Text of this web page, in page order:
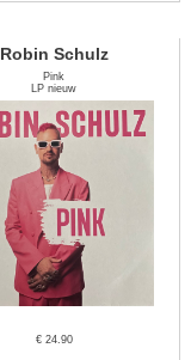
Robin Schulz
Pink
LP nieuw
€ 24.90